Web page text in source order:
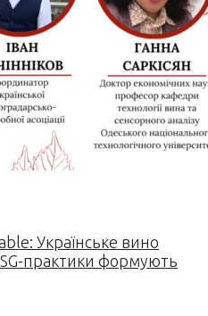
Українське вино
практики формують